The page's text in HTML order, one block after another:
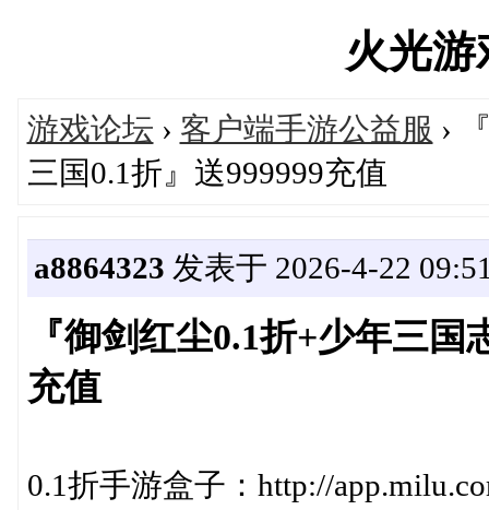
火光
游戏论坛 › 客户端手游公益服 ›
三国0.1折』送999999充值
a8864323 发表于 2026-4-22
『御剑红尘0.1折+少年三国
充值
0.1折手游盒子：http://